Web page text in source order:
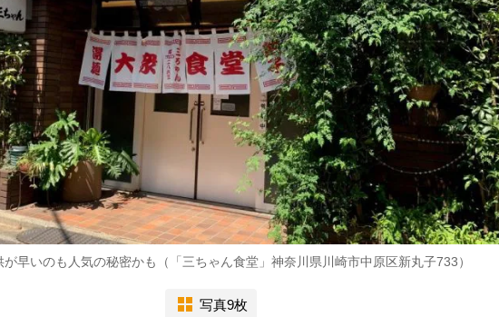
早いのも人気の秘密かも（「三ちゃん食堂」神奈川県川崎市中原区新丸子733）
写真9枚